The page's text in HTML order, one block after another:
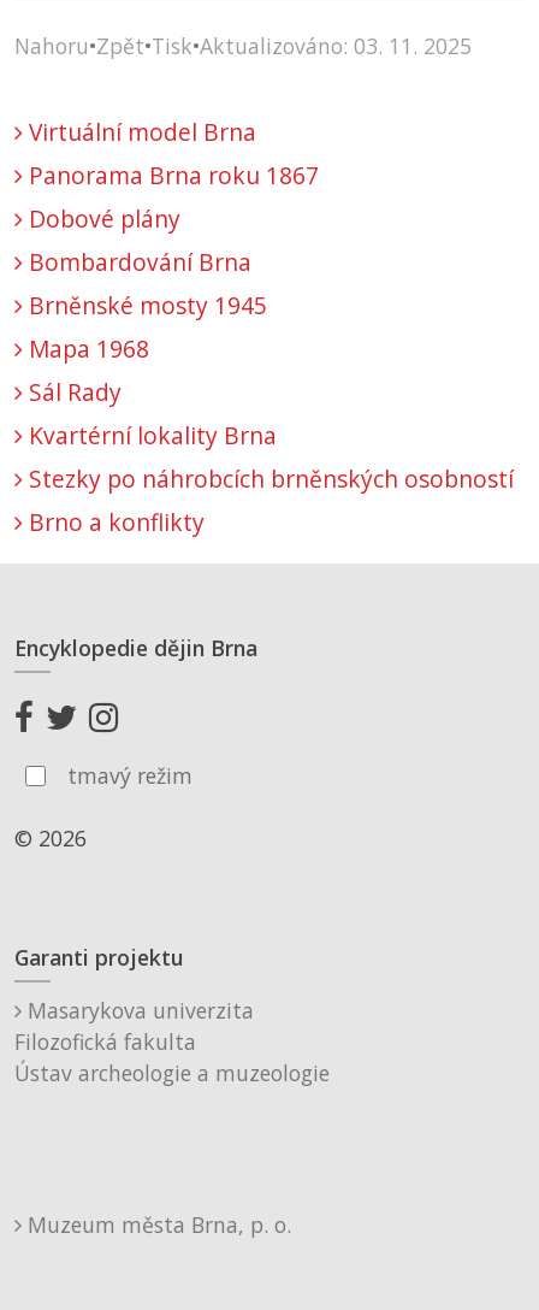
Nahoru•Zpět•Tisk•Aktualizováno: 03. 11. 2025
Virtuální model Brna
Panorama Brna roku 1867
Dobové plány
Bombardování Brna
Brněnské mosty 1945
Mapa 1968
Sál Rady
Kvartérní lokality Brna
Stezky po náhrobcích brněnských osobností
Brno a konflikty
Encyklopedie dějin Brna
tmavý režim
© 2026
Garanti projektu
Masarykova univerzita
Filozofická fakulta
Ústav archeologie a muzeologie
Muzeum města Brna, p. o.